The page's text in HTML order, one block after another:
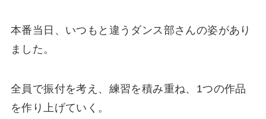
本番当日、いつもと違うダンス部さんの姿があり
ました。
全員で振付を考え、練習を積み重ね、1つの作品
を作り上げていく。